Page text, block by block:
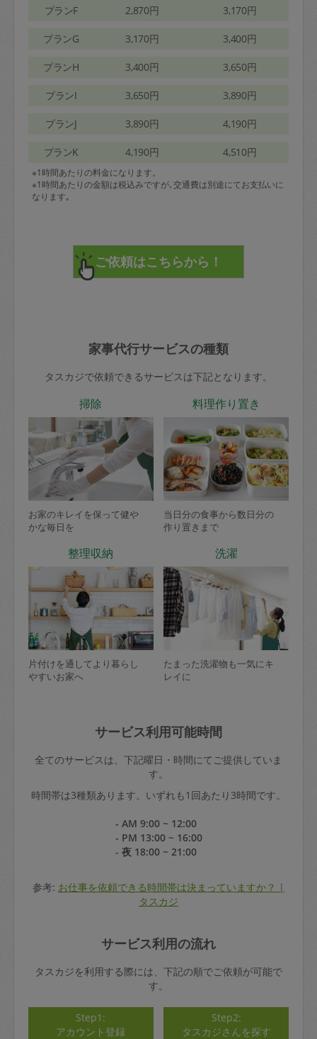
プランF 2,870円 3,170円
プランG 3,170円 3,400円
プランH 3,400円 3,650円
プランI 3,650円 3,890円
プランJ 3,890円 4,190円
プランK 4,190円 4,510円
※1時間あたりの料金になります。
※1時間あたりの金額は税込みですが､交通費は別途にてお支払いに
なります｡
家事代行サービスの種類
タスカジで依頼できるサービスは下記となります。
掃除
お家のキレイを保って健や
かな毎日を
料理作り置き
当日分の食事から数日分の
作り置きまで
整理収納
片付けを通してより暮らし
やすいお家へ
洗濯
たまった洗濯物も一気にキ
レイに
サービス利用可能時間
全てのサービスは、下記曜日・時間にてご提供していま
す。
時間帯は3種類あります。いずれも1回あたり3時間です。
- AM 9:00 ~ 12:00
- PM 13:00 ~ 16:00
- 夜 18:00 ~ 21:00
参考: お仕事を依頼できる時間帯は決まっていますか？ |
タスカジ
サービス利用の流れ
タスカジを利用する際には、下記の順でご依頼が可能で
す。
Step1:
アカウント登録
Step2:
タスカジさんを探す